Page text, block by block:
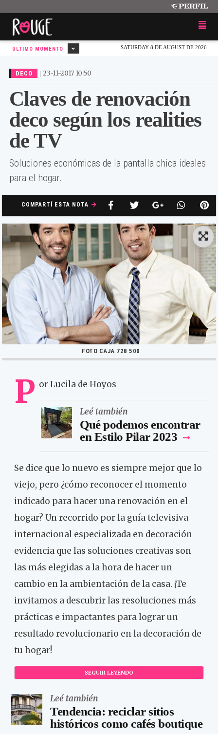
SATURDAY 8 DE AUGUST DE 2026
ÚLTIMO MOMENTO
DECO | 23-11-2017 10:50
Claves de renovación
deco según los realities
de TV
Soluciones económicas de la pantalla chica ideales
para el hogar.
COMPARTÍ ESTA NOTA
FOTO CAJA 728 500
P or Lucila de Hoyos
Leé también
Qué podemos encontrar
en Estilo Pilar 2023
Se dice que lo nuevo es siempre mejor que lo
viejo, pero ¿cómo reconocer el momento
indicado para hacer una renovación en el
hogar? Un recorrido por la guía televisiva
internacional especializada en decoración
evidencia que las soluciones creativas son
las más elegidas a la hora de hacer un
cambio en la ambientación de la casa. ¡Te
invitamos a descubrir las resoluciones más
prácticas e impactantes para lograr un
resultado revolucionario en la decoración de
tu hogar!
SEGUIR LEYENDO
Leé también
Tendencia: reciclar sitios
históricos como cafés boutique